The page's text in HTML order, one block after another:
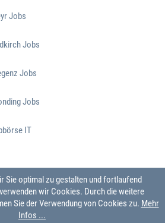
Jobs
Jobs
Jobs
Jobs
IT
Sie optimal zu gestalten und fortlaufend
wir Cookies. Durch die weitere
Sie der Verwendung von Cookies zu. Mehr
Infos ...